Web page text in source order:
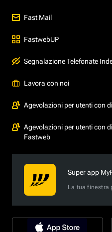
Fast Mail
FastwebUP
Segnalazione Telefonate
Lavora con noi
Agevolazioni per utenti con
Agevolazioni per utenti con
Fastweb
Super app
La tua finestra